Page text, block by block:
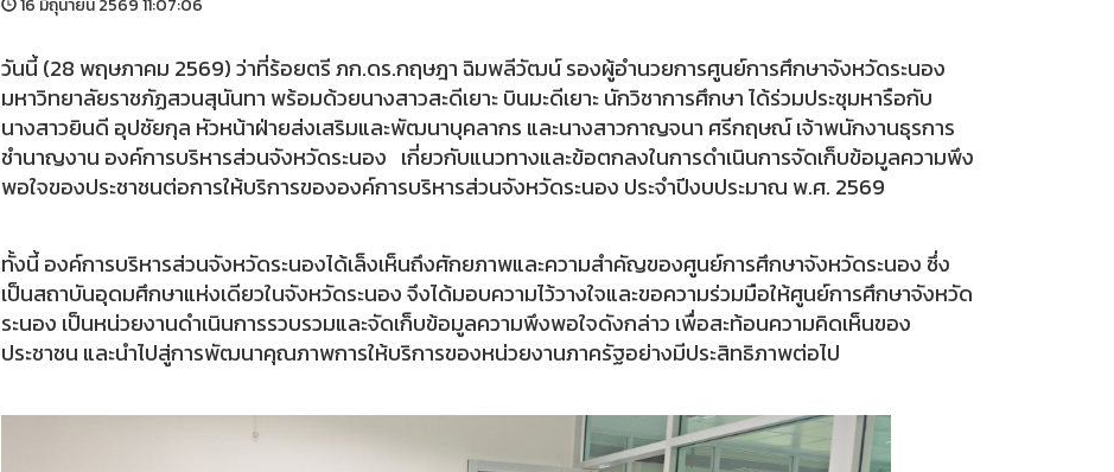
16 มิถุนายน 2569 11:07:06
วันนี้ (28 พฤษภาคม 2569) ว่าที่ร้อยตรี ภก.ดร.กฤษฎา ฉิมพลีวัฒน์ รองผู้อำนวยการศูนย์การศึกษาจังหวัดระนอง
มหาวิทยาลัยราชภัฏสวนสุนันทา พร้อมด้วยนางสาวสะดีเยาะ บินมะดีเยาะ นักวิชาการศึกษา ได้ร่วมประชุมหารือกับ
นางสาวยินดี อุปชัยกุล หัวหน้าฝ่ายส่งเสริมและพัฒนาบุคลากร และนางสาวกาญจนา ศรีกฤษณ์ เจ้าพนักงานธุรการ
ชำนาญงาน องค์การบริหารส่วนจังหวัดระนอง เกี่ยวกับแนวทางและข้อตกลงในการดำเนินการจัดเก็บข้อมูลความพึง
พอใจของประชาชนต่อการให้บริการขององค์การบริหารส่วนจังหวัดระนอง ประจำปีงบประมาณ พ.ศ. 2569
ทั้งนี้ องค์การบริหารส่วนจังหวัดระนองได้เล็งเห็นถึงศักยภาพและความสำคัญของศูนย์การศึกษาจังหวัดระนอง ซึ่ง
เป็นสถาบันอุดมศึกษาแห่งเดียวในจังหวัดระนอง จึงได้มอบความไว้วางใจและขอความร่วมมือให้ศูนย์การศึกษาจังหวัด
ระนอง เป็นหน่วยงานดำเนินการรวบรวมและจัดเก็บข้อมูลความพึงพอใจดังกล่าว เพื่อสะท้อนความคิดเห็นของ
ประชาชน และนำไปสู่การพัฒนาคุณภาพการให้บริการของหน่วยงานภาครัฐอย่างมีประสิทธิภาพต่อไป